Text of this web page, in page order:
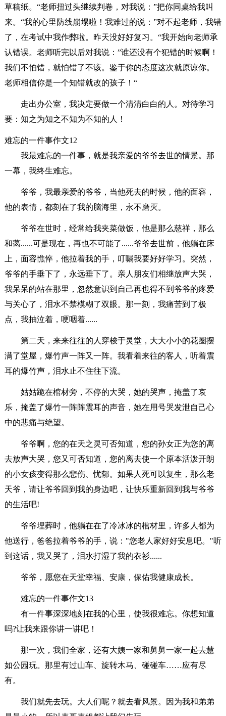
草稿纸。“老师扭过头继续判卷，对我说：”把你同桌给我叫
来。“我的心里防线崩塌啦！我难过的说：”对不起老师，我错
了，在考试中我作弊啦。昨天没好好复习。“我开始向老师承
认错误。老师听完以后对我说：”谁还没有个犯错的时候啊！
我们不怕错，就怕错了不该。鉴于你的态度这次就原谅你。
老师相信你是一个知错就改的孩子！“
走出办公室，我决定要做一个清清白白的人。对待学习
要：知之为知之不知为不知的人！
难忘的一件事作文12
我最难忘的一件事，就是我亲爱的爷爷去世的情景。那
一幕，我终生难忘。
爷爷，我最亲爱的爷爷，当他死去的时候，他的面容，
他的表情，都刻在了我的脑海里，永不磨灭。
爷爷在世时，经常给我夹菜做饭，他是那么慈祥，那么
和蔼......可是现在，再也不可能了......爷爷去世前，他躺在床
上，面容憔悴，他拉着我的手，叮嘱我要好好学习。突然，
爷爷的手垂下了，永远垂下了。亲人朋友们相继放声大哭，
我呆呆的站在那里，忽然意识到自己再也得不到爷爷的疼爱
与关心了，泪水不禁模糊了双眼。那一刻，我痛苦到了极
点，我抽泣着，哽咽着......
第二天，来来往往的人穿梭于灵堂，大大小小的花圈摆
满了堂屋，爆竹声一阵又一阵。我看着来往的客人，听着震
耳的爆竹声，泪水止不住往下流。
姑姑跪在棺材旁，不停的大哭，她的哭声，掩盖了哀
乐，掩盖了爆竹一阵阵震耳的声音，她在用号哭发泄自己心
中的悲痛与绝望。
爷爷啊，您的在天之灵可否知道，您的孙女正为您的离
去放声大哭，您又可否知道，您的离去使一个原本活泼开朗
的小女孩变得那么悲伤、忧郁。如果人死可以复生，那么老
天爷，请让爷爷回到我的身边吧，让快乐重新回到我与爷爷
的生活吧!
爷爷埋葬时，他躺在在了冷冰冰的棺材里，许多人都为
他送行，爸爸拉着爷爷的手，说："您老人家好好安息吧。"听
到这话，我又哭了，泪水打湿了我的衣衫......
爷爷，愿您在天堂幸福、安康，保佑我健康成长。
难忘的一件事作文13
有一件事深深地刻在我的心里，使我很难忘。你想知道
吗?让我来跟你讲一讲吧！
那一次，我们全家，还有大姨一家和舅舅一家一起去慧
如公园玩。那里有过山车、旋转木马、碰碰车……应有尽
有。
我们就先去玩。大人们呢？就去看风景。因为我和弟弟